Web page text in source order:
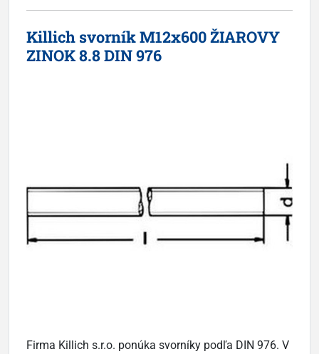
Killich svorník M12x600 ŽIAROVY
ZINOK 8.8 DIN 976
Firma Killich s.r.o. ponúka svorníky podľa DIN 976. V